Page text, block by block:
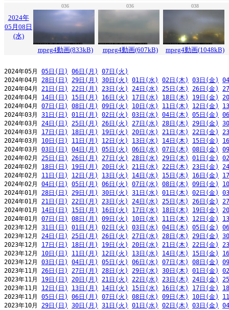
036 036 038
2024年
05月08日
(水)
mpeg4動画(833kB)
mpeg4動画(607kB) mpeg4動画(1048kB)
2024年05月 05日(日) 06日(月)
07日(火)
2024年04月 28日(日) 29日(月) 30日(火) 01日(水) 02日(木) 03日(金)
2024年04月 21日(日) 22日(月) 23日(火) 24日(水) 25日(木) 26日(金)
2024年04月 14日(日) 15日(月) 16日(火) 17日(水) 18日(木) 19日(金)
2024年04月 07日(日) 08日(月) 09日(火) 10日(水) 11日(木) 12日(金)
2024年03月 31日(日) 01日(月) 02日(火) 03日(水) 04日(木) 05日(金)
2024年03月 24日(日) 25日(月) 26日(火) 27日(水) 28日(木) 29日(金)
2024年03月 17日(日) 18日(月) 19日(火) 20日(水) 21日(木) 22日(金)
2024年03月 10日(日) 11日(月) 12日(火) 13日(水) 14日(木) 15日(金)
2024年03月 03日(日) 04日(月) 05日(火) 06日(水) 07日(木) 08日(金)
2024年02月 25日(日) 26日(月) 27日(火) 28日(水) 29日(木) 01日(金)
2024年02月 18日(日) 19日(月) 20日(火) 21日(水) 22日(木) 23日(金)
2024年02月 11日(日) 12日(月) 13日(火) 14日(水) 15日(木) 16日(金)
2024年02月 04日(日) 05日(月) 06日(火) 07日(水) 08日(木) 09日(金)
2024年01月 28日(日) 29日(月) 30日(火) 31日(水) 01日(木) 02日(金)
2024年01月 21日(日) 22日(月) 23日(火) 24日(水) 25日(木) 26日(金)
2024年01月 14日(日) 15日(月) 16日(火) 17日(水) 18日(木) 19日(金)
2024年01月 07日(日) 08日(月) 09日(火) 10日(水) 11日(木) 12日(金)
2023年12月 31日(日) 01日(月) 02日(火) 03日(水) 04日(木) 05日(金)
2023年12月 24日(日) 25日(月) 26日(火) 27日(水) 28日(木) 29日(金)
2023年12月 17日(日) 18日(月) 19日(火) 20日(水) 21日(木) 22日(金)
2023年12月 10日(日) 11日(月) 12日(火) 13日(水) 14日(木) 15日(金)
2023年12月 03日(日) 04日(月) 05日(火) 06日(水) 07日(木) 08日(金)
2023年11月 26日(日) 27日(月) 28日(火) 29日(水) 30日(木) 01日(金)
2023年11月 19日(日) 20日(月) 21日(火) 22日(水) 23日(木) 24日(金)
2023年11月 12日(日) 13日(月) 14日(火) 15日(水) 16日(木) 17日(金)
2023年11月 05日(日) 06日(月) 07日(火) 08日(水) 09日(木) 10日(金)
2023年10月 29日(日) 30日(月) 31日(火) 01日(水) 02日(木) 03日(金)